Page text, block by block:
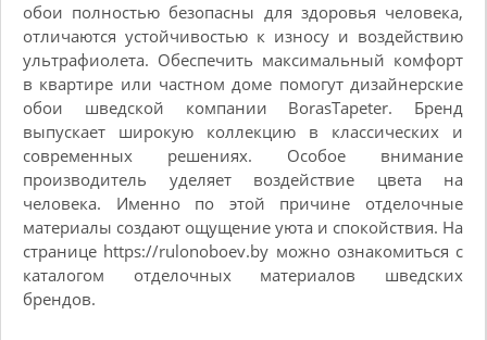
обои полностью безопасны для здоровья человека,
отличаются устойчивостью к износу и воздействию
ультрафиолета. Обеспечить максимальный комфорт
в квартире или частном доме помогут дизайнерские
обои шведской компании BorasTapeter. Бренд
выпускает широкую коллекцию в классических и
современных решениях. Особое внимание
производитель уделяет воздействие цвета на
человека. Именно по этой причине отделочные
материалы создают ощущение уюта и спокойствия. На
странице https://rulonoboev.by можно ознакомиться с
каталогом отделочных материалов шведских
брендов.